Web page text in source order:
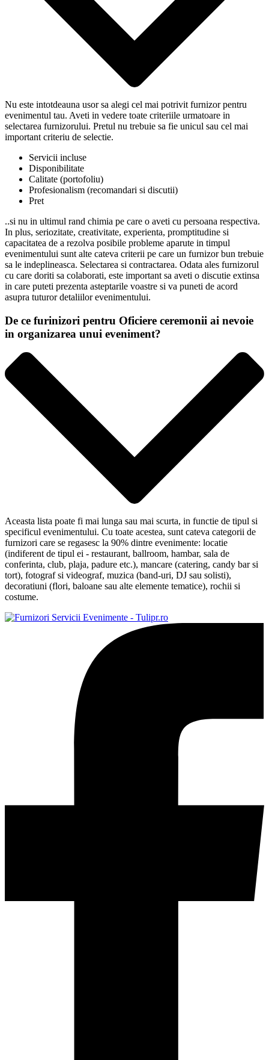
Nu este intotdeauna usor sa alegi cel mai potrivit furnizor pentru
evenimentul tau. Aveti in vedere toate criteriile urmatoare in
selectarea furnizorului. Pretul nu trebuie sa fie unicul sau cel mai
important criteriu de selectie.
Servicii incluse
Disponibilitate
Calitate (portofoliu)
Profesionalism (recomandari si discutii)
Pret
..si nu in ultimul rand chimia pe care o aveti cu persoana respectiva.
In plus, seriozitate, creativitate, experienta, promptitudine si
capacitatea de a rezolva posibile probleme aparute in timpul
evenimentului sunt alte cateva criterii pe care un furnizor bun trebuie
sa le indeplineasca. Selectarea si contractarea. Odata ales furnizorul
cu care doriti sa colaborati, este important sa aveti o discutie extinsa
in care puteti prezenta asteptarile voastre si va puneti de acord
asupra tuturor detaliilor evenimentului.
De ce furinizori pentru Oficiere ceremonii ai nevoie
in organizarea unui eveniment?
Aceasta lista poate fi mai lunga sau mai scurta, in functie de tipul si
specificul evenimentului. Cu toate acestea, sunt cateva categorii de
furnizori care se regasesc la 90% dintre evenimente: locatie
(indiferent de tipul ei - restaurant, ballroom, hambar, sala de
conferinta, club, plaja, padure etc.), mancare (catering, candy bar si
tort), fotograf si videograf, muzica (band-uri, DJ sau solisti),
decoratiuni (flori, baloane sau alte elemente tematice), rochii si
costume.